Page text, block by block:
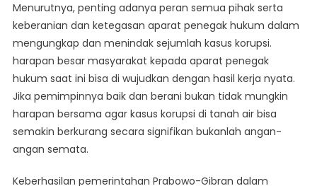
Menurutnya, penting adanya peran semua pihak serta
keberanian dan ketegasan aparat penegak hukum dalam
mengungkap dan menindak sejumlah kasus korupsi.
harapan besar masyarakat kepada aparat penegak
hukum saat ini bisa di wujudkan dengan hasil kerja nyata.
Jika pemimpinnya baik dan berani bukan tidak mungkin
harapan bersama agar kasus korupsi di tanah air bisa
semakin berkurang secara signifikan bukanlah angan-
angan semata.
Keberhasilan pemerintahan Prabowo-Gibran dalam